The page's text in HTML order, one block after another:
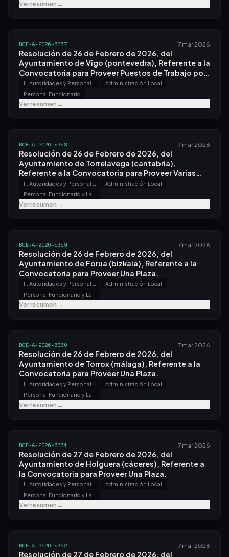
Ver resumen→
BOE-A-2026-5357 7 mar 2026
Resolución de 26 de Febrero de 2026, del
Ayuntamiento de Vigo (pontevedra), Referente a la
Convocatoria para Proveer Puestos de Trabajo por
el Sistema de Concurso.Administración Local
Personal Funcionario
Ver resumen→
BOE-A-2026-5358 7 mar 2026
Resolución de 26 de Febrero de 2026, del
Ayuntamiento de Torrelavega (cantabria),
Referente a la Convocatoria para Proveer Varias
Plazas.
Administración Local
Ver resumen→
BOE-A-2026-5359 7 mar 2026
Resolución de 26 de Febrero de 2026, del
Ayuntamiento de Forua (bizkaia), Referente a la
Convocatoria para Proveer Una Plaza.
Administración Local
Ver resumen→
BOE-A-2026-5360 7 mar 2026
Resolución de 26 de Febrero de 2026, del
Ayuntamiento de Torrox (málaga), Referente a la
Convocatoria para Proveer Una Plaza.
Administración Local
Ver resumen→
BOE-A-2026-5361 7 mar 2026
Resolución de 27 de Febrero de 2026, del
Ayuntamiento de Holguera (cáceres), Referente a
la Convocatoria para Proveer Una Plaza.
Administración Local
Ver resumen→
BOE-A-2026-5362 7 mar 2026
Resolución de 27 de Febrero de 2026, del